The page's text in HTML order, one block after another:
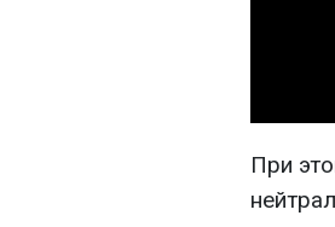
При